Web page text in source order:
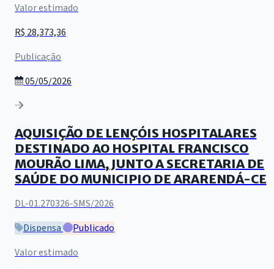
Valor estimado
R$ 28,373,36
Publicação
05/05/2026
AQUISIÇÃO DE LENÇÓIS HOSPITALARES
DESTINADO AO HOSPITAL FRANCISCO
MOURÃO LIMA, JUNTO A SECRETARIA DE
SAÚDE DO MUNICIPIO DE ARARENDÁ-CE
DL-01.270326-SMS/2026
Dispensa
Publicado
Valor estimado